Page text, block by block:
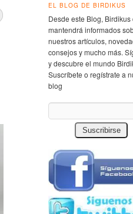
EL BLOG DE BIRDIKUS
Desde este Blog, Birdikus
mantendrá informados
nuestros artículos,
consejos y mucho más.
y descubre el mundo
Suscríbete o regístrate a
blog